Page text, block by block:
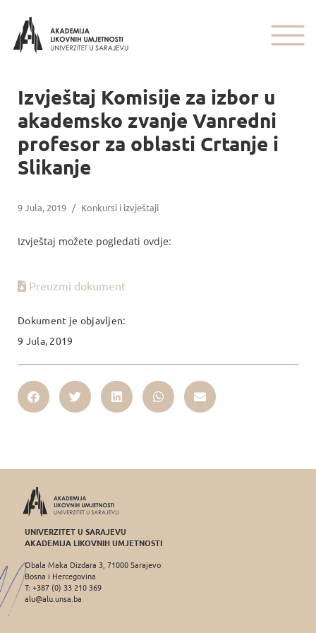
Izvještaj Komisije za izbor u
akademsko zvanje Vanredni
profesor za oblasti Crtanje i
Slikanje
9 Jula, 2019 / Konkursi i izvještaji
Izvještaj možete pogledati ovdje:
Preuzmi dokument
Dokument je objavljen:
9 Jula, 2019
UNIVERZITET U SARAJEVU
AKADEMIJA LIKOVNIH UMJETNOSTI
Obala Maka Dizdara 3, 71000 Sarajevo
Bosna i Hercegovina
T: +387 (0) 33 210 369
alu@alu.unsa.ba